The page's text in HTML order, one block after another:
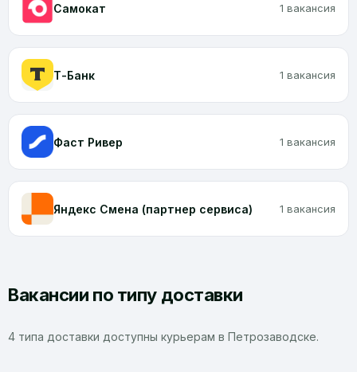
Самокат 1 вакансия
Т-Банк 1 вакансия
Фаст Ривер 1 вакансия
Яндекс Смена (партнер сервиса) 1 вакансия
Вакансии по типу доставки
4 типа доставки доступны курьерам в Петрозаводске.